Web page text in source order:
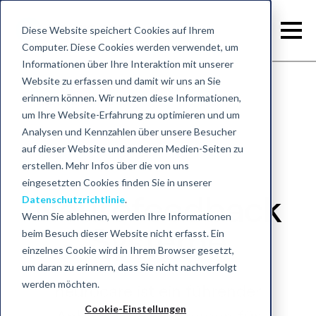
Diese Website speichert Cookies auf Ihrem
Computer. Diese Cookies werden verwendet, um
Informationen über Ihre Interaktion mit unserer
Website zu erfassen und damit wir uns an Sie
erinnern können. Wir nutzen diese Informationen,
um Ihre Website-Erfahrung zu optimieren und um
Analysen und Kennzahlen über unsere Besucher
auf dieser Website und anderen Medien-Seiten zu
erstellen. Mehr Infos über die von uns
eingesetzten Cookies finden Sie in unserer
Datenschutzrichtlinie.
Wenn Sie ablehnen, werden Ihre Informationen
beim Besuch dieser Website nicht erfasst. Ein
einzelnes Cookie wird in Ihrem Browser gesetzt,
um daran zu erinnern, dass Sie nicht nachverfolgt
werden möchten.
Cookie-Einstellungen
Zurück zum Start
Neurofeedback
Systeme
neurocare ist ein führender